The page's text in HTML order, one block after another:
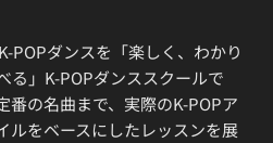
POPダンスを「楽しく、わかり
る」K-POPダンススクールで
番の名曲まで、実際のK-POPア
ルをベースにしたレッスンを展